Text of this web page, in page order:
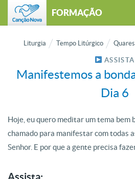
FORMAÇÃO
Liturgia Tempo Litúrgico
ASSISTA
Manifestemos a
Dia 6
Hoje, eu quero meditar um tema bem
chamado para manifestar com todas
Senhor. E por que a gente precisa